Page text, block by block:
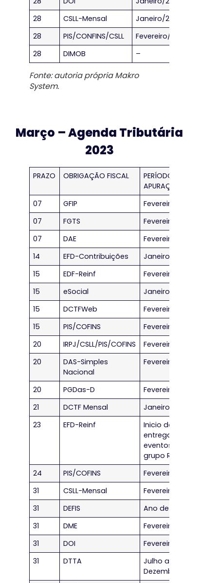
28
CSLL-Mensal
Janeiro/2023
28
PIS/CONFINS/CSLL
Fevereiro/2023
28
DIMOB –
Fonte: autoria própria Makro
System.
Março – Agenda Tributária
2023
PRAZO OBRIGAÇÃO FISCAL
PERÍODO DE
APURAÇÃO
07
GFIP
Fevereiro/2023
07
FGTS
Fevereiro/2023
07
DAE
Fevereiro/2023
14
EFD-Contribuições
Janeiro/2023
15
EDF-Reinf
Fevereiro/2023
15
eSocial
Janeiro/2023
15
DCTFWeb
Fevereiro/2023
15
PIS/COFINS
Fevereiro/2023
20
IRPJ/CSLL/PIS/COFINS
Fevereiro/2023
20
DAS-Simples
Nacional
Fevereiro/2023
20 PGDas-D
Fevereiro/2023
21
DCTF Mensal
Janeiro/2023
23
EFD-Reinf
Inicio da
entrega dos
eventos do
grupo R-4000
24
PIS/COFINS
Fevereiro/2023
31
CSLL-Mensal
Fevereiro/2023
31
DEFIS
Ano de 2022
31
DME
Fevereiro/2023
31
DOI
Fevereiro/2023
31
DTTA
Julho a
Dezembro/2022